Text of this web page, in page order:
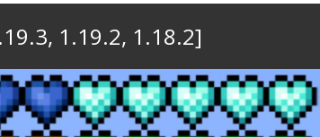
1.19.2, 1.18.2]